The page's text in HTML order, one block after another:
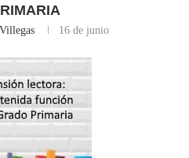
16 de junio